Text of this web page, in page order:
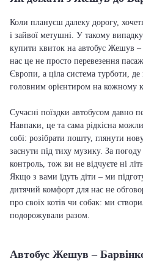
Коли плануєш далеку дорогу,
і зайвої метушні. У такому
купити квиток на автобус Жешув –
нас це не просто перевезення
Європи, а ціла система турботи, де
головним орієнтиром на кожному
Сучасні поїздки автобусом давно
Навпаки, це та сама рідкісна
собі: розібрати пошту, глянути
заснути під тиху музику. За погоду
контроль, тож ви не відчуєте ні
Якщо з вами їдуть діти – ми
дитячий комфорт для нас не
про своїх котів чи собак: ми
подорожували разом.
Автобус Жешув –